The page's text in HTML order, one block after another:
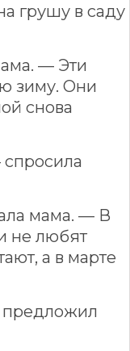
грушу в саду
— Эти
зиму. Они
снова
мама. — В
не любят
а в марте